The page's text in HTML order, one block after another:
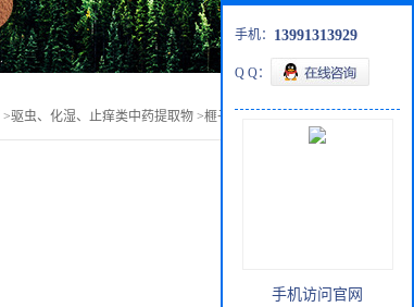
>驱虫、化湿、止痒类中药提取物 >榧子提取物榧子粉
手机： 13991313929
Q Q：
手机访问官网